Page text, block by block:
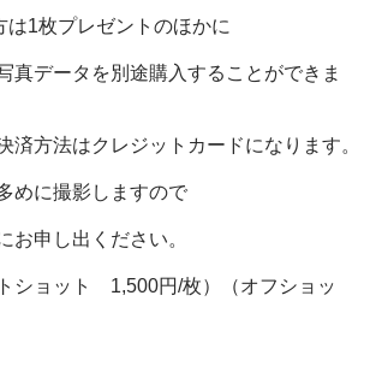
は1枚プレゼントのほかに
データを別途購入することができま
方法はクレジットカードになります。
めに撮影しますので
申し出ください。
ショット　1,500円/枚）（オフショッ